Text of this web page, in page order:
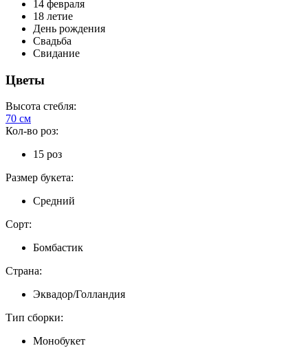
14 февраля
18 летие
День рождения
Свадьба
Свидание
Цветы
Высота стебля:
70 см
Кол-во роз:
15 роз
Размер букета:
Средний
Сорт:
Бомбастик
Страна:
Эквадор/Голландия
Тип сборки:
Монобукет